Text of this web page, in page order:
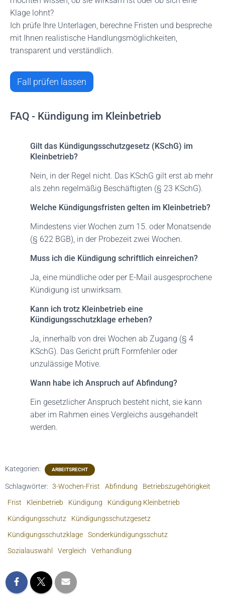
Klage lohnt?
Ich prüfe Ihre Unterlagen, berechne Fristen und bespreche
mit Ihnen realistische Handlungsmöglichkeiten,
transparent und verständlich.
Fall prüfen lassen
FAQ - Kündigung im Kleinbetrieb
Gilt das Kündigungsschutzgesetz (KSchG) im
Kleinbetrieb?
Nein, in der Regel nicht. Das KSchG gilt erst ab mehr
als zehn regelmäßig Beschäftigten (§ 23 KSchG).
Welche Kündigungsfristen gelten im Kleinbetrieb?
Mindestens vier Wochen zum 15. oder Monatsende
(§ 622 BGB), in der Probezeit zwei Wochen.
Muss ich die Kündigung schriftlich einreichen?
Ja, eine mündliche oder per E-Mail ausgesprochene
Kündigung ist unwirksam.
Kann ich trotz Kleinbetrieb eine
Kündigungsschutzklage erheben?
Ja, innerhalb von drei Wochen ab Zugang (§ 4
KSchG). Das Gericht prüft Formfehler oder
unzulässige Motive.
Wann habe ich Anspruch auf Abfindung?
Ein gesetzlicher Anspruch besteht nicht, sie kann
aber im Rahmen eines Vergleichs ausgehandelt
werden.
Kategorien: ARBEITSRECHT
Schlagwörter: 3-Wochen-Frist Abfindung
Betriebszugehörigkeit
Frist
Kleinbetrieb Kündigung
Kündigung Kleinbetrieb
Kündigungsschutz
Kündigungsschutzgesetz
Kündigungsschutzklage
Sonderkündigungsschutz
Sozialauswahl
Vergleich Verhandlung